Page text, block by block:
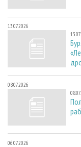
13.07.2026
08.07.2026
06.07.2026